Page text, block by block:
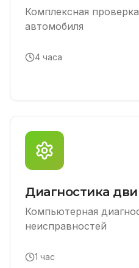
Комплексная
автомобиля
4 часа
Диагностика
Компьютерная
неисправностей
1 час